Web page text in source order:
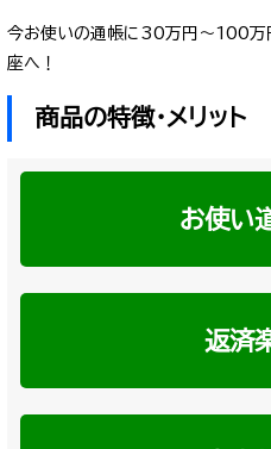
今お使いの通帳に30万円～100万
座へ！
商品の特徴・メリット
お使い
返済